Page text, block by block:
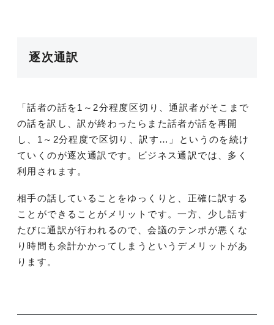
逐次通訳
「話者の話を1～2分程度区切り、通訳者がそこまで
の話を訳し、訳が終わったらまた話者が話を再開
し、1～2分程度で区切り、訳す…」というのを続け
ていくのが逐次通訳です。ビジネス通訳では、多く
利用されます。
相手の話していることをゆっくりと、正確に訳する
ことができることがメリットです。一方、少し話す
たびに通訳が行われるので、会議のテンポが悪くな
り時間も余計かかってしまうというデメリットがあ
ります。